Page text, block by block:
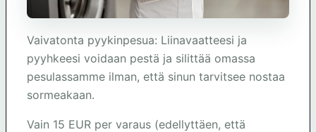
Vaivatonta pyykinpesua: Liinavaatteesi ja
pyyhkeesi voidaan pestä ja silittää omassa
pesulassamme ilman, että sinun tarvitsee nostaa
sormeakaan.
Vain 15 EUR per varaus (edellyttäen, että